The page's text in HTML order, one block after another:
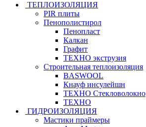
ТЕПЛОИЗОЛЯЦИЯ
PIR плиты
Пенополистирол
Пенопласт
Калкан
Графит
ТЕХНО экструзия
Строительная теплоизоляция
BASWOOL
Кнауф инсулейшн
ТЕХНО Стекловолокно
ТЕХНО
ГИДРОИЗОЛЯЦИЯ
Мастики праймеры